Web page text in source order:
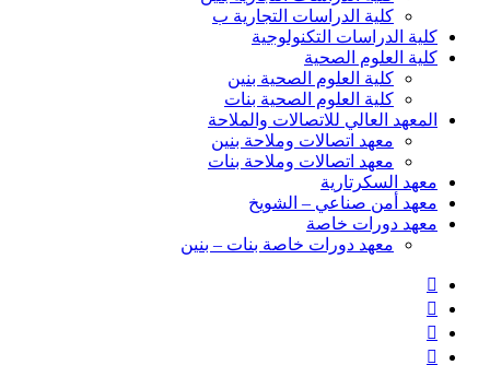
كلية الدراسات التجارية ب
كلية الدراسات التكنولوجية
كلية العلوم الصحية
كلية العلوم الصحية بنين
كلية العلوم الصحية بنات
المعهد العالي للاتصالات والملاحة
معهد اتصالات وملاحة بنين
معهد اتصالات وملاحة بنات
معهد السكرتارية
معهد أمن صناعي – الشويخ
معهد دورات خاصة
معهد دورات خاصة بنات – بنين